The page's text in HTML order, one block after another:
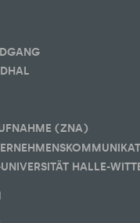
(ZNA)
HALLE-